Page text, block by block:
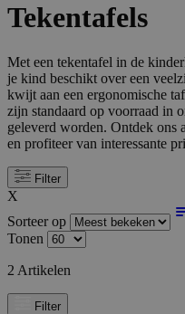
Tekentafels
Met een tekentafel in de
je kind beschikt over een
kwijt aan een ergonomische
zijn standaard op voorraad in
geleverd worden. Ontdek ons
en profiteer van interessante
Filter
X
Sorteer op
Tonen
2 Artikelen
Filter